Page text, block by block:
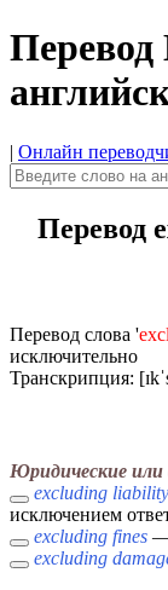
Перевод
| Онлайн
Перевод
Перевод слова '
исключительно
Транскрипция:
Юридические
excluding liability
исключением
excluding fines —
excluding